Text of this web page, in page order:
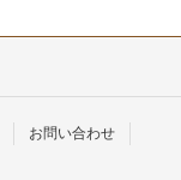
お問い合わせ